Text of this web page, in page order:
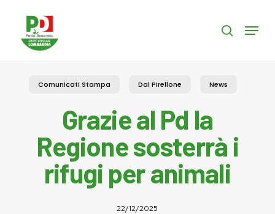
content
search
Menu
Comunicati Stampa Dal Pirellone News
Grazie al Pd la
Regione sosterrà i
rifugi per animali
22/12/2025